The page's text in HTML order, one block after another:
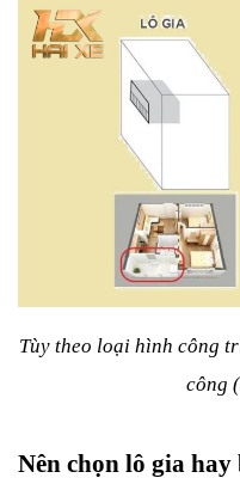
Tùy theo loại hình công
công
Nên chọn lô gia hay